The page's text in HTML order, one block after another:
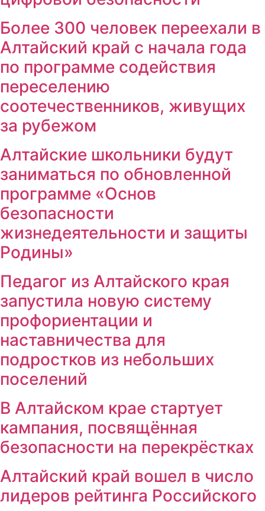
Более 300 человек переехали в
Алтайский край с начала года
по программе содействия
переселению
соотечественников, живущих
за рубежом
Алтайские школьники будут
заниматься по обновленной
программе «Основ
безопасности
жизнедеятельности и защиты
Родины»
Педагог из Алтайского края
запустила новую систему
профориентации и
наставничества для
подростков из небольших
поселений
В Алтайском крае стартует
кампания, посвящённая
безопасности на перекрёстках
Алтайский край вошел в число
лидеров рейтинга Российского